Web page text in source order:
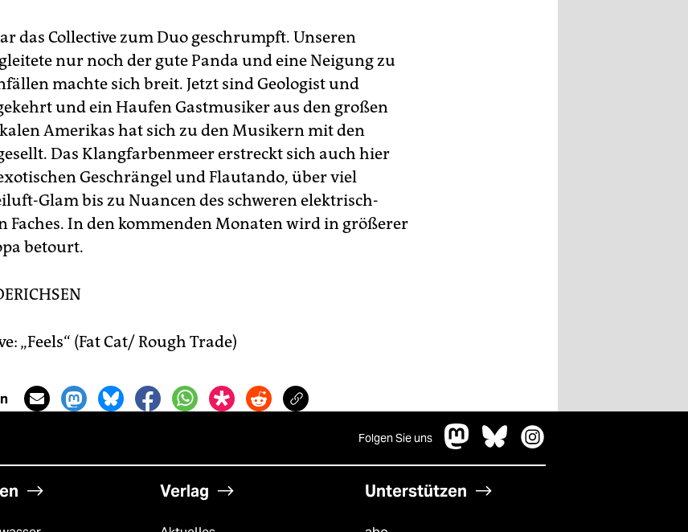
das Collective zum Duo geschrumpft. Unseren
nur noch der gute Panda und eine Neigung zu
machte sich breit. Jetzt sind Geologist und
und ein Haufen Gastmusiker aus den großen
Amerikas hat sich zu den Musikern mit den
Das Klangfarbenmeer erstreckt sich auch hier
Geschrängel und Flautando, über viel
Glam bis zu Nuancen des schweren elektrisch-
Faches. In den kommenden Monaten wird in größerer
betourt.
„Feels“ (Fat Cat/ Rough Trade)
Folgen Sie uns
Verlag Unterstützen